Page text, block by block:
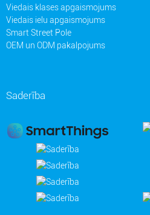
Viedais klases apgaismojums
Viedais ielu apgaismojums
Smart Street Pole
OEM un ODM pakalpojums
Saderība